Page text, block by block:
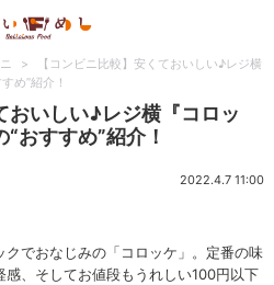
>
【コンビニ比較】安くておいしい♪レジ横
め”紹介！
おいしい♪レジ横『コロッ
おすすめ”紹介！
2022.4.7 11:00
クでおなじみの「コロッケ」。定番の味
、そしてお値段もうれしい100円以下